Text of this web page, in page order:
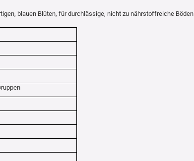
blauen Blüten, für durchlässige, nicht zu nährstoffreiche Böden